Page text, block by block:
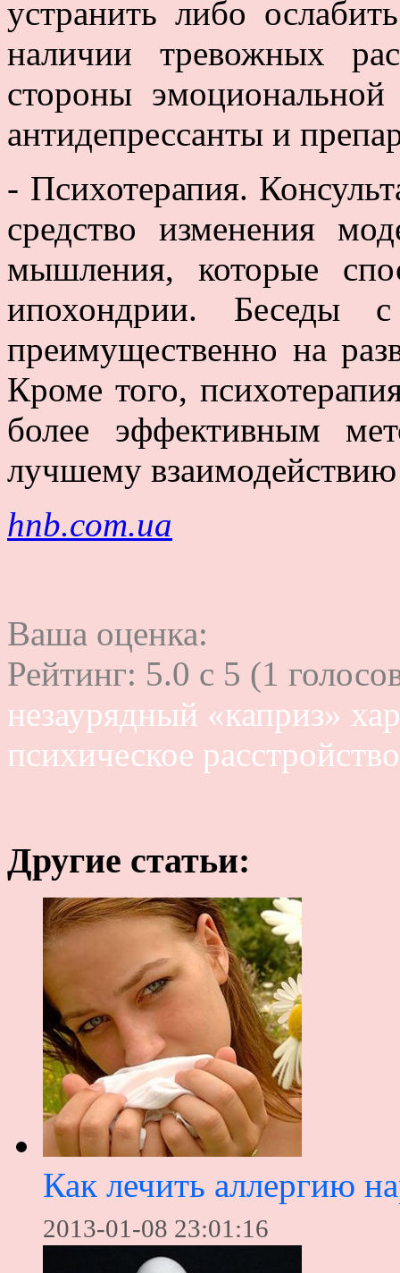
устранить либо
наличии тревожных
стороны
антидепрессанты и
- Психотерапия.
средство изменения
мышления, которые
ипохондрии. Беседы с
преимущественно на
Кроме того,
более эффективным
лучшему
hnb.com.ua
Ваша оценка:
Рейтинг: 5.0 c 5 (1
незаурядный «каприз»
психическое
Другие статьи:
Как лечить аллергию
2013-01-08 23:01:16